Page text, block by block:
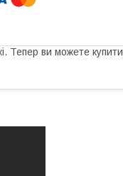
Тепер ви можете купити